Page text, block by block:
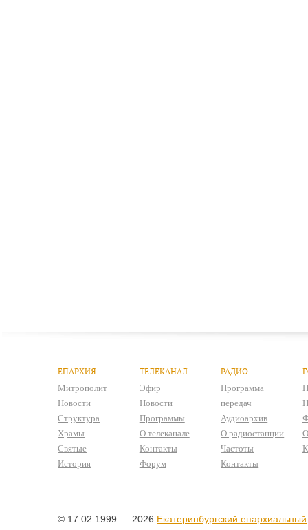
ЕПАРХИЯ
Митрополит
Новости
Структура
Храмы
Святые
История
ТЕЛЕКАНАЛ
Эфир
Новости
Программы
О телеканале
Контакты
Форум
РАДИО
Программа
передач
Аудиоархив
О радиостанции
Частоты
Контакты
© 17.02.1999 — 2026 Екатеринбургский епархиальный